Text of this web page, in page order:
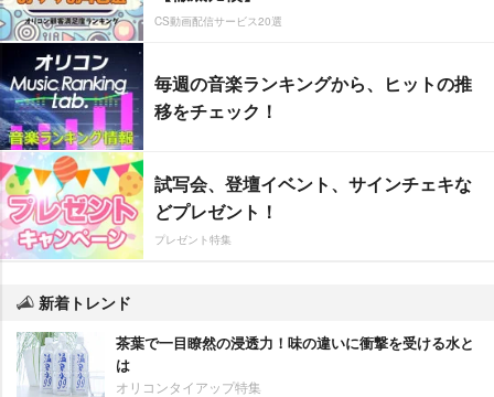
CS動画配信サービス20選
毎週の音楽ランキングから、ヒットの推
移をチェック！
試写会、登壇イベント、サインチェキな
どプレゼント！
プレゼント特集
新着トレンド
茶葉で一目瞭然の浸透力！味の違いに衝撃を受ける水と
は
オリコンタイアップ特集